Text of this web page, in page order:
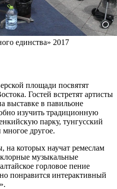
единства» 2017
площади посвятят
Гостей встретят артисты
выставке в павильоне
изучить традиционную
парку, тунгусский
другое.
на которых научат ремеслам
музыкальные
горловое пение
понравится интерактивный